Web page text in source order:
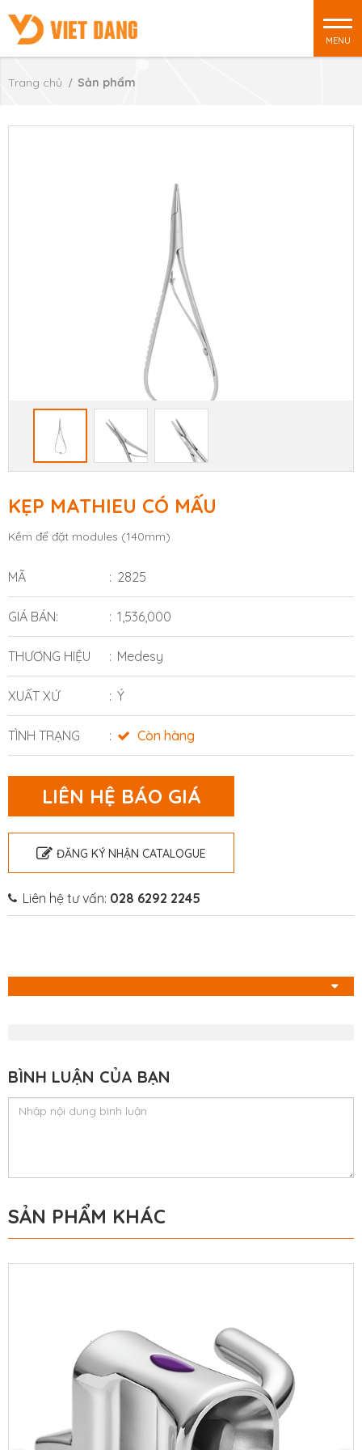
MENU
Trang chủ Sản phẩm
KẸP MATHIEU CÓ MẤU
Kềm để đặt modules (140mm)
MÃ 2825
GIÁ BÁN: 1,536,000
THƯƠNG HIỆU Medesy
XUẤT XỨ Ý
TÌNH TRẠNG Còn hàng
LIÊN HỆ BÁO GIÁ
ĐĂNG KÝ NHẬN CATALOGUE
Liên hệ tư vấn: 028 6292 2245
BÌNH LUẬN CỦA BẠN
SẢN PHẨM KHÁC